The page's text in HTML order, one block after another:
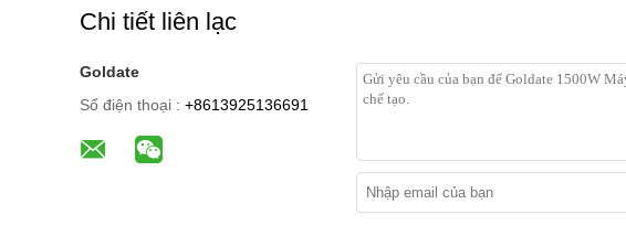
Chi tiết liên lạc
Goldate
Số điện thoại : +8613925136691